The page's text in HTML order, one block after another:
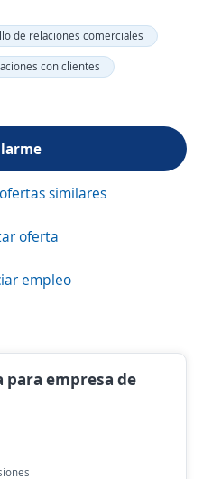
de relaciones comerciales
con clientes
similares
oferta
empleo
para empresa de